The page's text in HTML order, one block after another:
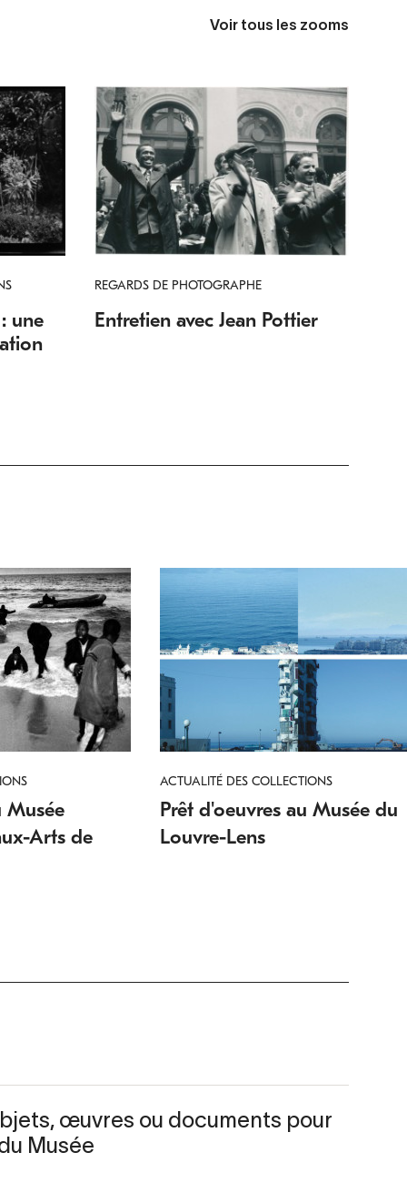
Voir tous les zooms
une
REGARDS DE PHOTOGRAPHE
Entretien avec Jean Pottier
Musée
Arts de
ACTUALITÉ DES COLLECTIONS
Prêt d'oeuvres au Musée du
Louvre-Lens
œuvres ou documents pour
Musée